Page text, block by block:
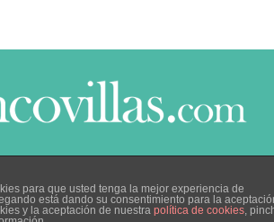
VILLAS CONTIGO DESDE EL AÑO
DE PRIVACIDAD| POLÍTICA DE
COOKIES
para que usted tenga la mejor experiencia de
está dando su consentimiento para la
y la aceptación de nuestra política de cookies,